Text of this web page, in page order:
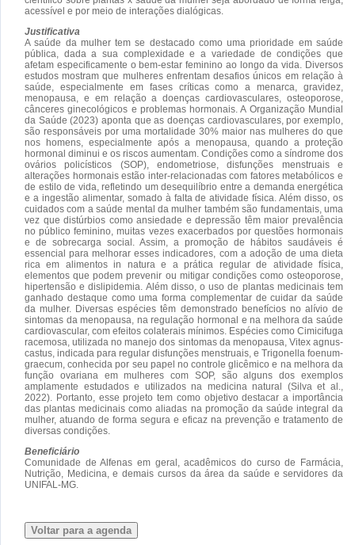
acessível e por meio de interações dialógicas.
Justificativa
A saúde da mulher tem se destacado como uma prioridade em saúde
pública, dada a sua complexidade e a variedade de condições que
afetam especificamente o bem-estar feminino ao longo da vida. Diversos
estudos mostram que mulheres enfrentam desafios únicos em relação à
saúde, especialmente em fases críticas como a menarca, gravidez,
menopausa, e em relação a doenças cardiovasculares, osteoporose,
cânceres ginecológicos e problemas hormonais. A Organização Mundial
da Saúde (2023) aponta que as doenças cardiovasculares, por exemplo,
são responsáveis por uma mortalidade 30% maior nas mulheres do que
nos homens, especialmente após a menopausa, quando a proteção
hormonal diminui e os riscos aumentam. Condições como a síndrome dos
ovários policísticos (SOP), endometriose, disfunções menstruais e
alterações hormonais estão inter-relacionadas com fatores metabólicos e
de estilo de vida, refletindo um desequilíbrio entre a demanda energética
e a ingestão alimentar, somado à falta de atividade física. Além disso, os
cuidados com a saúde mental da mulher também são fundamentais, uma
vez que distúrbios como ansiedade e depressão têm maior prevalência
no público feminino, muitas vezes exacerbados por questões hormonais
e de sobrecarga social. Assim, a promoção de hábitos saudáveis é
essencial para melhorar esses indicadores, com a adoção de uma dieta
rica em alimentos in natura e a prática regular de atividade física,
elementos que podem prevenir ou mitigar condições como osteoporose,
hipertensão e dislipidemia. Além disso, o uso de plantas medicinais tem
ganhado destaque como uma forma complementar de cuidar da saúde
da mulher. Diversas espécies têm demonstrado benefícios no alívio de
sintomas da menopausa, na regulação hormonal e na melhora da saúde
cardiovascular, com efeitos colaterais mínimos. Espécies como Cimicifuga
racemosa, utilizada no manejo dos sintomas da menopausa, Vitex agnus-
castus, indicada para regular disfunções menstruais, e Trigonella foenum-
graecum, conhecida por seu papel no controle glicêmico e na melhora da
função ovariana em mulheres com SOP, são alguns dos exemplos
amplamente estudados e utilizados na medicina natural (Silva et al.,
2022). Portanto, esse projeto tem como objetivo destacar a importância
das plantas medicinais como aliadas na promoção da saúde integral da
mulher, atuando de forma segura e eficaz na prevenção e tratamento de
diversas condições.
Beneficiário
Comunidade de Alfenas em geral, acadêmicos do curso de Farmácia,
Nutrição, Medicina, e demais cursos da área da saúde e servidores da
UNIFAL-MG.
Voltar para a agenda